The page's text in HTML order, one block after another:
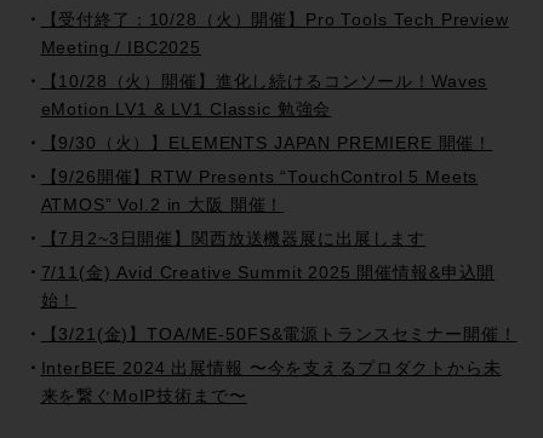
【受付終了：10/28（火）開催】Pro Tools Tech Preview
Meeting / IBC2025
【10/28（火）開催】進化し続けるコンソール！Waves
eMotion LV1 & LV1 Classic 勉強会
【9/30（火）】ELEMENTS JAPAN PREMIERE 開催！
【9/26開催】RTW Presents “TouchControl 5 Meets
ATMOS” Vol.2 in 大阪 開催！
【7月2~3日開催】関西放送機器展に出展します
7/11(金) Avid Creative Summit 2025 開催情報&申込開
始！
【3/21(金)】TOA/ME-50FS&電源トランスセミナー開催！
InterBEE 2024 出展情報 〜今を支えるプロダクトから未
来を繋ぐMoIP技術まで〜